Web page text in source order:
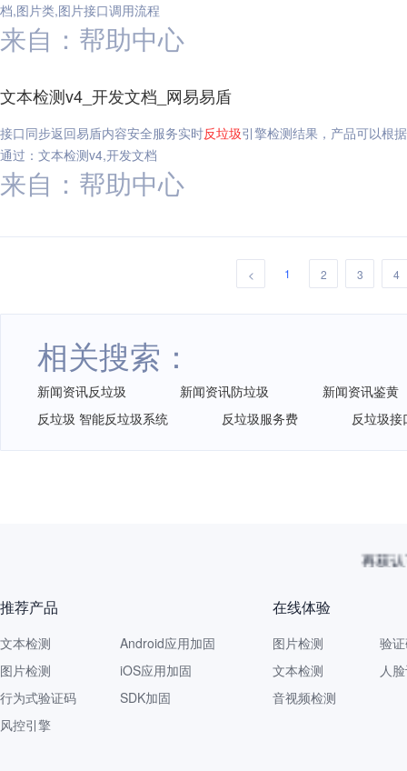
档,图片类,图片接口调用流程
来自：帮助中心
文本检测v4_开发文档_网易易盾
接口同步返回易盾内容安全服务实时反垃圾引擎检测结果，产品可以根
通过：文本检测v4,开发文档
来自：帮助中心
< 1 2 3 4
相关搜索：
新闻资讯反垃圾 新闻资讯防垃圾
新闻资讯鉴黄
反垃圾 智能反垃圾系统
反垃圾服务费 反垃圾接
再获
推荐产品
文本检测
图片检测
行为式验证码
风控引擎
Android应用加固
iOS应用加固
SDK加固
在线体验
图片检测
文本检测
音视频检测
验
人